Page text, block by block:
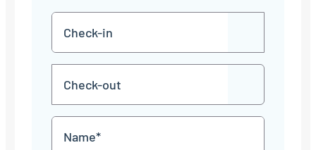
in
TT
Punkt
MM
JJJJ
TT
Punkt
MM
JJJJ